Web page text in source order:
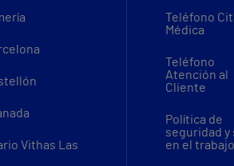
Vithas Las
Teléfono
Médica
Teléfono
Atención al
Cliente
Política de
seguridad y
en el trabajo